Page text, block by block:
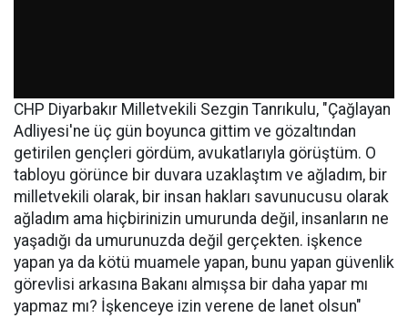
CHP Diyarbakır Milletvekili Sezgin Tanrıkulu, "Çağlayan
Adliyesi'ne üç gün boyunca gittim ve gözaltından
getirilen gençleri gördüm, avukatlarıyla görüştüm. O
tabloyu görünce bir duvara uzaklaştım ve ağladım, bir
milletvekili olarak, bir insan hakları savunucusu olarak
ağladım ama hiçbirinizin umurunda değil, insanların ne
yaşadığı da umurunuzda değil gerçekten. işkence
yapan ya da kötü muamele yapan, bunu yapan güvenlik
görevlisi arkasına Bakanı almışsa bir daha yapar mı
yapmaz mı? İşkenceye izin verene de lanet olsun"